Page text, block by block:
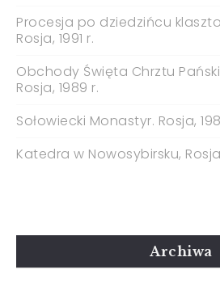
Procesja po dziedzińcu
Rosja, 1991 r.
Obchody Święta Chrztu
Rosja, 1989 r.
Sołowiecki Monastyr. Rosja,
Katedra w Nowosybirsku, Rosja
Archiwa